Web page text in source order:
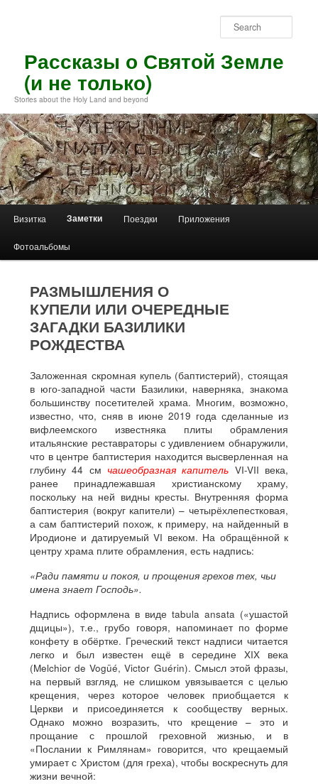
contentРассказы о Святой Земле
(и не только)
Stories about the Holy Land and beyond
Визитка Заметки Поездки Приложения
Фотоальбомы
РАЗМЫШЛЕНИЯ О
КУПЕЛИ ИЛИ ОЧЕРЕДНЫЕ
ЗАГАДКИ БАЗИЛИКИ
РОЖДЕСТВА
Заложенная скромная купель (баптистерий), стоящая
в юго-западной части Базилики, наверняка, знакома
большинству посетителей храма. Многим, возможно,
известно, что, сняв в июне 2019 года сделанные из
вифлеемского известняка плиты обрамления
итальянские реставраторы с удивлением обнаружили,
что в центре баптистерия находится высверленная на
глубину 44 см чашеобразная капитель VI-VII века,
ранее принадлежавшая христианскому храму,
поскольку на ней видны кресты. Внутренняя форма
баптистерия (вокруг капители) – четырёхлепестковая,
а сам баптистерий похож, к примеру, на найденный в
Иродионе и датируемый VI веком. На обращённой к
центру храма плите обрамления, есть надпись:
«Ради памяти и покоя, и прощения грехов тех, чьи
имена знает Господь».
Надпись оформлена в виде tabula ansata («ушастой
дщицы»), т.е., грубо говоря, напоминает по форме
конфету в обёртке. Греческий текст надписи читается
легко и был известен ещё в середине XIX века
(Melchior de Vogüé, Victor Guérin). Смысл этой фразы,
на первый взгляд, не слишком увязывается с целью
крещения, через которое человек приобщается к
Церкви и присоединяется к сообществу верных.
Однако можно возразить, что крещение – это и
прощание с прошлой греховной жизнью, и в
«Послании к Римлянам» говорится, что крещаемый
умирает с Христом (для греха), чтобы воскреснуть для
жизни вечной: